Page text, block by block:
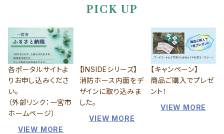
PICK UP
各ポータルサイトよ
りお申し込みくださ
い。
（外部リンク：一宮市
ホームページ）
VIEW MORE
【INSIDEシリーズ】
消防ホース内面をデ
ザインに取り込みま
した。
VIEW MORE
【キャンペーン】
商品ご購入でプレゼ
ント！
VIEW MORE